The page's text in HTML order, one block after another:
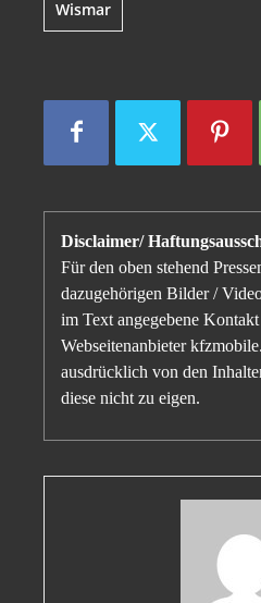
Wismar
Disclaimer/
Für den oben stehend
dazugehörigen Bilder /
im Text angegebene
Webseitenanbieter
ausdrücklich von den
diese nicht zu eigen.